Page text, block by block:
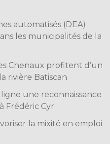
automatisés (DEA)
les municipalités de la
Chenaux profitent d’un
rivière Batiscan
une reconnaissance
Frédéric Cyr
la mixité en emploi